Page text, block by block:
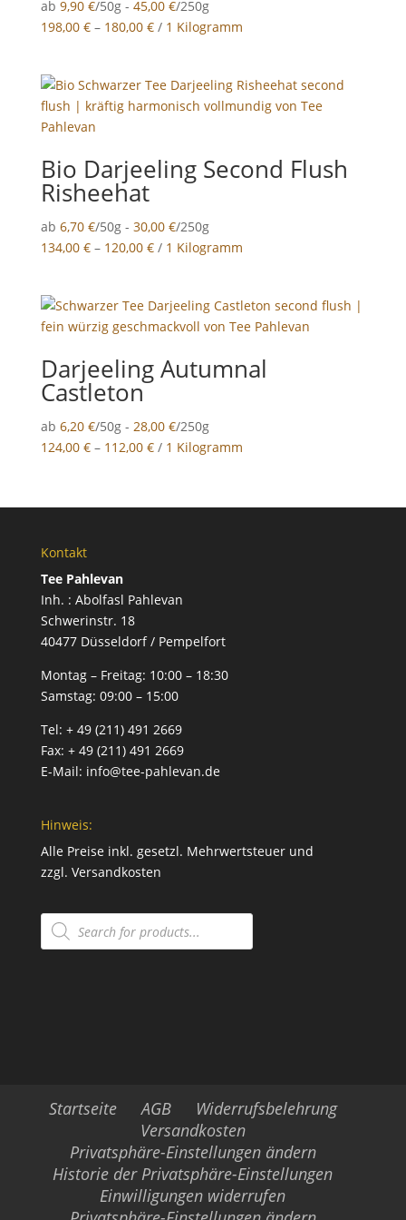
ab 9,90 €/50g - 45,00 €/250g
198,00 €– 180,00 €/ 1 Kilogramm
Bio Darjeeling Second Flush
Risheehat
ab 6,70 €/50g - 30,00 €/250g
134,00 €– 120,00 €/ 1 Kilogramm
Darjeeling Autumnal
Castleton
ab 6,20 €/50g - 28,00 €/250g
124,00 €– 112,00 €/ 1 Kilogramm
Kontakt
Tee Pahlevan
Inh. : Abolfasl Pahlevan
Schwerinstr. 18
40477 Düsseldorf / Pempelfort
Montag – Freitag: 10:00 – 18:30
Samstag: 09:00 – 15:00
Tel: + 49 (211) 491 2669
Fax: + 49 (211) 491 2669
E-Mail: info@tee-pahlevan.de
Hinweis:
Alle Preise inkl. gesetzl. Mehrwertsteuer und
zzgl. Versandkosten
Products
search
Startseite AGB
Widerrufsbelehrung
Versandkosten
Privatsphäre-Einstellungen ändern
Historie der Privatsphäre-Einstellungen
Einwilligungen widerrufen